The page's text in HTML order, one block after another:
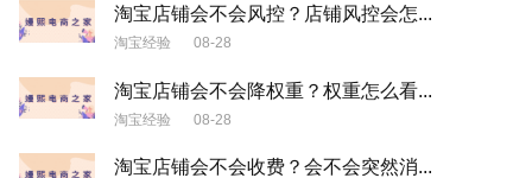
淘宝店铺会不会风控？店铺风控会怎...
淘宝经验 08-28
淘宝店铺会不会降权重？权重怎么看...
淘宝经验 08-28
淘宝店铺会不会收费？会不会突然消...